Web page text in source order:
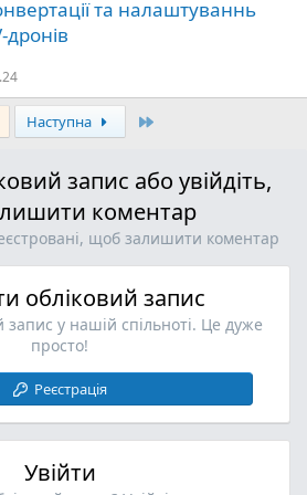
та налаштуваннь
дронів
Наступна
запис або увійдіть,
коментар
щоб залишити коментар
обліковий запис
запис у нашій спільноті. Це дуже
просто!
Реєстрація
Увійти